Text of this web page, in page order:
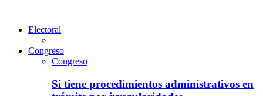
Electoral
Congreso
Congreso
Sí tiene procedimientos administrativos en